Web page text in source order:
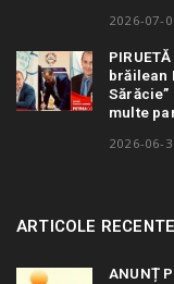
2026-07-
brăilean
multe
2026-06-
ARTICOLE RECENTE
ANUNȚ